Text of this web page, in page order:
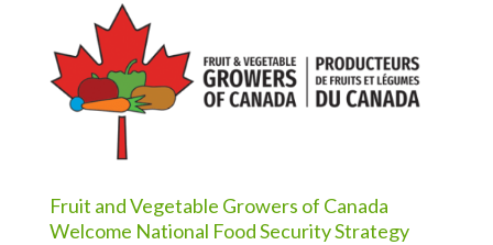
Fruit and Vegetable Growers of Canada
Welcome National Food Security Strategy